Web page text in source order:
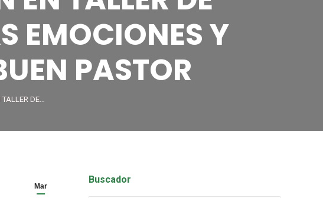
EMOCIONES Y
PASTOR
TALLER DE…
Mar
Buscador